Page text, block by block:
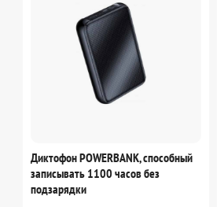
Диктофон POWERBANK, способный
записывать 1100 часов без
подзарядки